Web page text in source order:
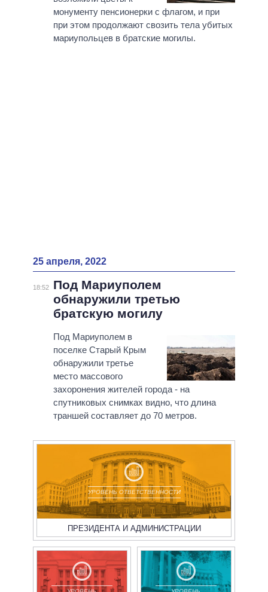
монументу пенсионерки с флагом, и при
при этом продолжают свозить тела убитых
мариупольцев в братские могилы.
25 апреля, 2022
18:52
Под Мариуполем
обнаружили третью
братскую могилу
Под Мариуполем в
поселке Старый Крым
обнаружили третье
место массового
захоронения жителей города - на
спутниковых снимках видно, что длина
траншей составляет до 70 метров.
УРОВЕНЬ ОТВЕТСТВЕННОСТИ
ПРЕЗИДЕНТА И АДМИНИСТРАЦИИ